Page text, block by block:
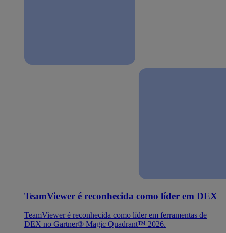
TeamViewer é reconhecida como líder em DEX
TeamViewer é reconhecida como líder em ferramentas de
DEX no Gartner® Magic Quadrant™ 2026.